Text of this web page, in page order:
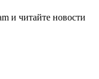
и читайте новости